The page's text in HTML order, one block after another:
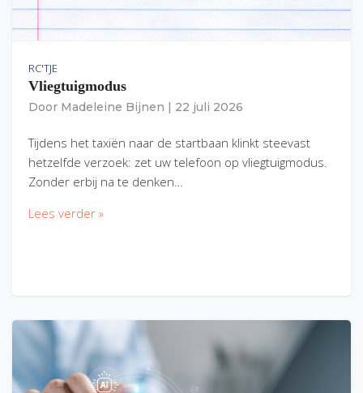
RC'TJE
Vliegtuigmodus
Door Madeleine Bijnen 22 juli 2026
Tijdens het taxiën naar de startbaan klinkt steevast
hetzelfde verzoek: zet uw telefoon op vliegtuigmodus.
Zonder erbij na te denken…
Lees verder »